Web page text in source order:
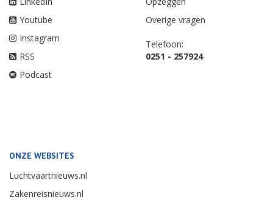
Youtube
Instagram
RSS
Podcast
Overige vragen
Telefoon:
0251 - 257924
ONZE WEBSITES
Luchtvaartnieuws.nl
Zakenreisnieuws.nl